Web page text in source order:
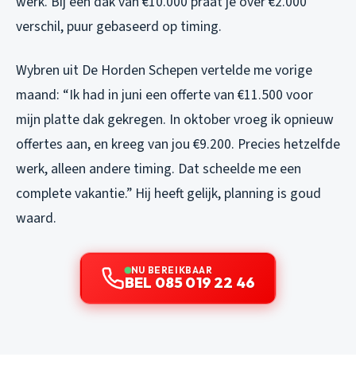
verschil, puur gebaseerd op timing.
Wybren uit De Horden Schepen vertelde me vorige
maand: “Ik had in juni een offerte van €11.500 voor
mijn platte dak gekregen. In oktober vroeg ik opnieuw
offertes aan, en kreeg van jou €9.200. Precies hetzelfde
werk, alleen andere timing. Dat scheelde me een
complete vakantie.” Hij heeft gelijk, planning is goud
waard.
NU BEREIKBAAR
BEL 085 019 22 46